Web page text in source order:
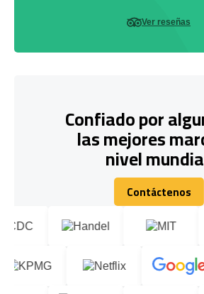
Ver reseñas
Confiado por
las mejores
nivel
Contáctenos
Contáctenos